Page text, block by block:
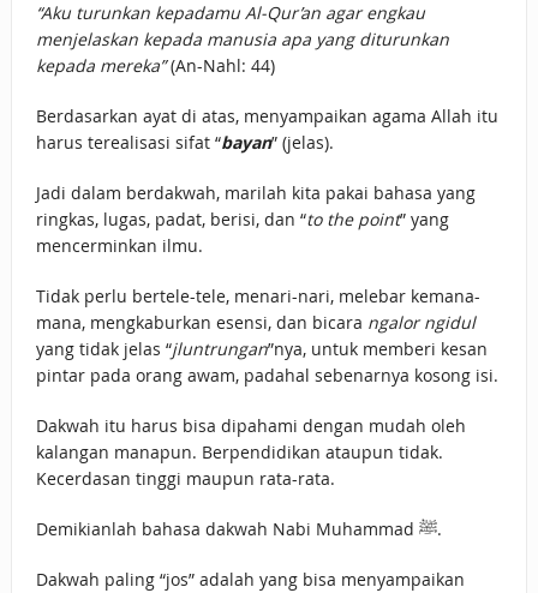
“Aku turunkan kepadamu Al-Qur’an agar engkau
menjelaskan kepada manusia apa yang diturunkan
kepada mereka”(An-Nahl: 44)
Berdasarkan ayat di atas, menyampaikan agama Allah itu
harus terealisasi sifat “bayan” (jelas).
Jadi dalam berdakwah, marilah kita pakai bahasa yang
ringkas, lugas, padat, berisi, dan “to the point” yang
mencerminkan ilmu.
Tidak perlu bertele-tele, menari-nari, melebar kemana-
mana, mengkaburkan esensi, dan bicara ngalor ngidul
yang tidak jelas “jluntrungan”nya, untuk memberi kesan
pintar pada orang awam, padahal sebenarnya kosong isi.
Dakwah itu harus bisa dipahami dengan mudah oleh
kalangan manapun. Berpendidikan ataupun tidak.
Kecerdasan tinggi maupun rata-rata.
Demikianlah bahasa dakwah Nabi Muhammad ﷺ.
Dakwah paling “jos” adalah yang bisa menyampaikan